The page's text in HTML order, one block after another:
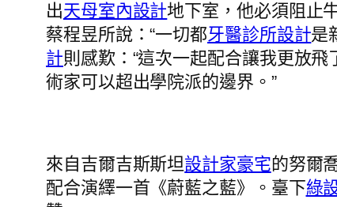
出天母室內設計地下室，他必須阻止
蔡程昱所說：“一切都牙醫診所設計是
計則感歎：“這次一起配合讓我更放
術家可以超出學院派的邊界。”
來自吉爾吉斯斯坦設計家豪宅的努爾
配合演繹一首《蔚藍之藍》。臺下綠